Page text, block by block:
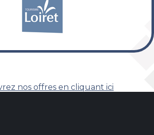
nos offres en cliquant ici